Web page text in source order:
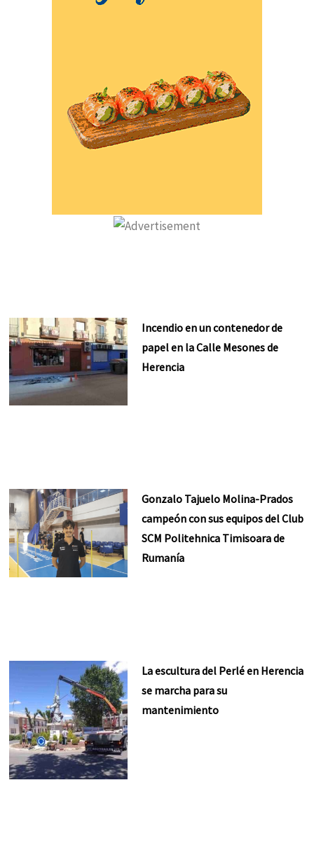
Incendio en un contenedor de
papel en la Calle Mesones de
Herencia
Gonzalo Tajuelo Molina-Prados
campeón con sus equipos del Club
SCM Politehnica Timisoara de
Rumanía
La escultura del Perlé en Herencia
se marcha para su
mantenimiento